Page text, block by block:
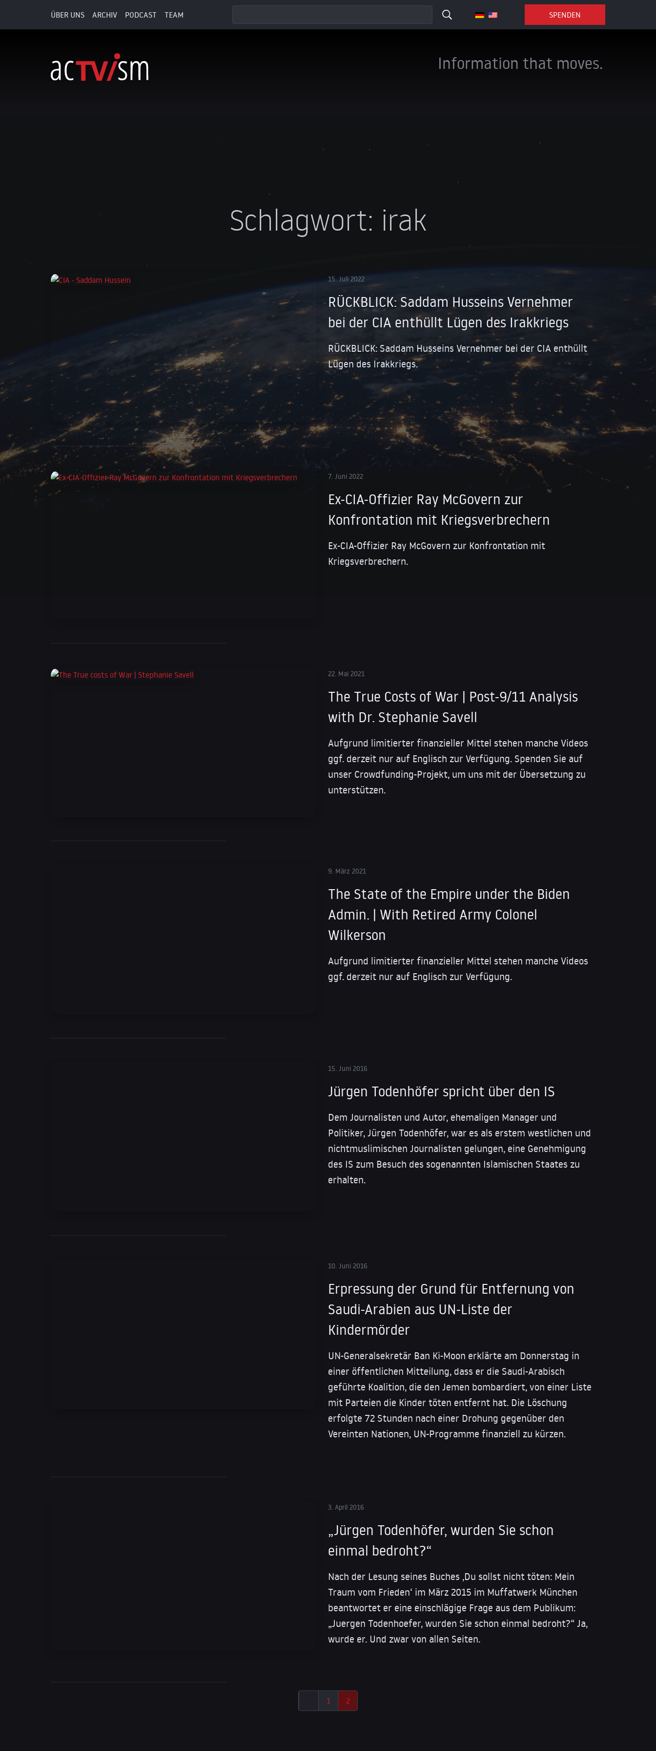
ÜBER UNS ARCHIV PODCAST TEAM SPENDEN
Information that moves.
Schlagwort: irak
15. Juli 2022
RÜCKBLICK: Saddam Husseins Vernehmer
bei der CIA enthüllt Lügen des Irakkriegs
RÜCKBLICK: Saddam Husseins Vernehmer bei der CIA enthüllt
Lügen des Irakkriegs.
7. Juni 2022
Ex-CIA-Offizier Ray McGovern zur
Konfrontation mit Kriegsverbrechern
Ex-CIA-Offizier Ray McGovern zur Konfrontation mit
Kriegsverbrechern.
22. Mai 2021
The True Costs of War | Post-9/11 Analysis
with Dr. Stephanie Savell
Aufgrund limitierter finanzieller Mittel stehen manche Videos
ggf. derzeit nur auf Englisch zur Verfügung. Spenden Sie auf
unser Crowdfunding-Projekt, um uns mit der Übersetzung zu
unterstützen.
9. März 2021
The State of the Empire under the Biden
Admin. | With Retired Army Colonel
Wilkerson
Aufgrund limitierter finanzieller Mittel stehen manche Videos
ggf. derzeit nur auf Englisch zur Verfügung.
15. Juni 2016
Jürgen Todenhöfer spricht über den IS
Dem Journalisten und Autor, ehemaligen Manager und
Politiker, Jürgen Todenhöfer, war es als erstem westlichen und
nichtmuslimischen Journalisten gelungen, eine Genehmigung
des IS zum Besuch des sogenannten Islamischen Staates zu
erhalten.
10. Juni 2016
Erpressung der Grund für Entfernung von
Saudi-Arabien aus UN-Liste der
Kindermörder
UN-Generalsekretär Ban Ki-Moon erklärte am Donnerstag in
einer öffentlichen Mitteilung, dass er die Saudi-Arabisch
geführte Koalition, die den Jemen bombardiert, von einer Liste
mit Parteien die Kinder töten entfernt hat. Die Löschung
erfolgte 72 Stunden nach einer Drohung gegenüber den
Vereinten Nationen, UN-Programme finanziell zu kürzen.
3. April 2016
„Jürgen Todenhöfer, wurden Sie schon
einmal bedroht?“
Nach der Lesung seines Buches ‚Du sollst nicht töten: Mein
Traum vom Frieden‘ im März 2015 im Muffatwerk München
beantwortet er eine einschlägige Frage aus dem Publikum:
„Juergen Todenhoefer, wurden Sie schon einmal bedroht?“ Ja,
wurde er. Und zwar von allen Seiten.
1 2